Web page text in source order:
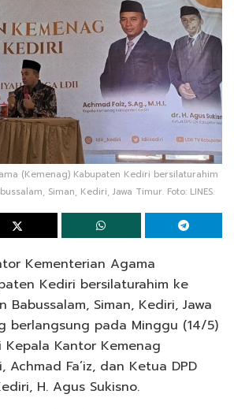
(Kemenag) Kabupaten Kediri bersilaturahim
Siman, Kediri, Jawa Timur. Foto: LINES.
Kementerian Agama
Kediri bersilaturahim ke
Babussalam, Siman, Kediri, Jawa
berlangsung pada Minggu (14/5)
Kantor Kemenag
Achmad Fa’iz, dan Ketua DPD
H. Agus Sukisno.